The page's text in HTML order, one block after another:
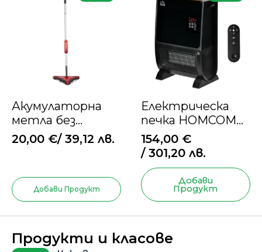
Акумулаторна
метла без
торбичка
20,00 €/ 39,12 лв.
Добави Продукт
Електрическа
печка HOMCOM
2in1 с
овлажнител
154,00 €
/ 301,20 лв.
Добави
Продукт
Продукти и класове